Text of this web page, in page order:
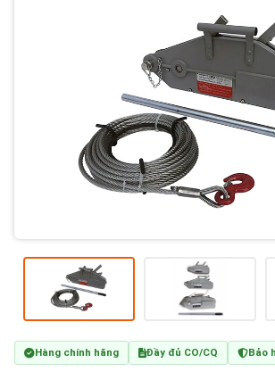
Hàng chính hãng Đầy đủ CO/CQ Bảo